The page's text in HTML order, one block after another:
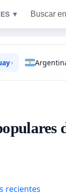
ES ▼ Buscar
›
recientes